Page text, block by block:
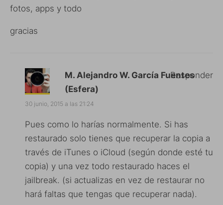
fotos, apps y todo
gracias
M. Alejandro W. García Fuentes
(Esfera)
30 junio, 2015 a las 21:24
Pues como lo harías normalmente. Si has
restaurado solo tienes que recuperar la copia a
través de iTunes o iCloud (según donde esté tu
copia) y una vez todo restaurado haces el
jailbreak. (si actualizas en vez de restaurar no
hará faltas que tengas que recuperar nada).
Responder